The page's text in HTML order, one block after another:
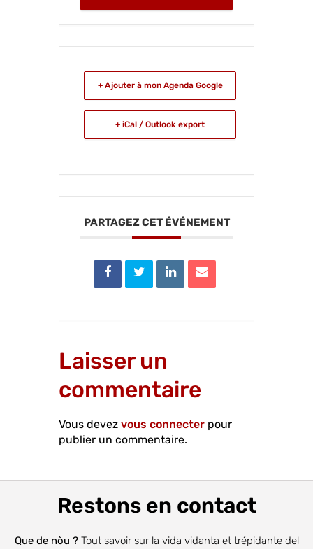
+ Ajouter à mon Agenda Google
+ iCal / Outlook export
PARTAGEZ CET ÉVÉNEMENT
Laisser un
commentaire
Vous devez vous connecter pour
publier un commentaire.
Restons en contact
Que de nòu ?Tout savoir sur la vida vidanta et trépidante del